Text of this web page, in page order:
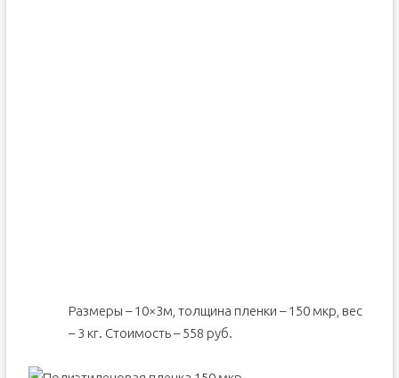
Размеры – 10×3м, толщина пленки – 150 мкр, вес
– 3 кг. Стоимость – 558 руб.